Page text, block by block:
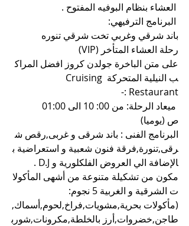
العشاء بنظام البوفيه المفتوح .
البرنامج الترفيهي:
باند شرقي وغربي تخت شرقي تنوره
رحلة العشاء المتأخر (VIP)
على متن الباخرة جولدن كروز افضل المراك
ب النيلية المتحركة Cruising
Restaurant :-
ص (يوميا)
البرنامج الفنى : باند شرقى و غربى,رقص ش
رقى,تنورة,فرقة فنون شعبية و استعراضية ب
الإضافة الي العروض الفلكلورية و D.J .
مكون من تشكيلة متنوعة من أشهى المأكولا
ت الشرقية و الغربية 5 نجوم:
(مأكولات بحرية,مشويات,فراخ,لحوم,أسماك,
طاجن,خضروات,أرز بالخلطة,مكرونات,شورب